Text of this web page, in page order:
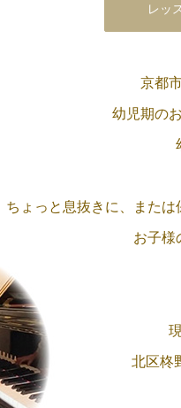
レッ
京都
幼児期の
ちょっと息抜きに、 または
お子様
北区柊